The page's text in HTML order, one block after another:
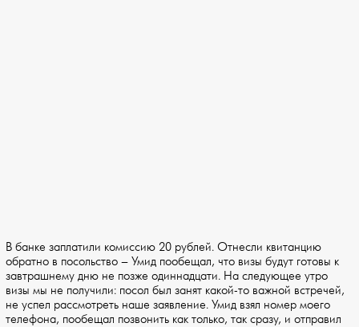
В банке заплатили комиссию 20 рублей. Отнесли квитанцию
обратно в посольство – Умид пообещал, что визы будут готовы к
завтрашнему дню не позже одиннадцати. На следующее утро
визы мы не получили: посол был занят какой-то важной встречей,
не успел рассмотреть наше заявление. Умид взял номер моего
телефона, пообещал позвонить как только, так сразу, и отправил